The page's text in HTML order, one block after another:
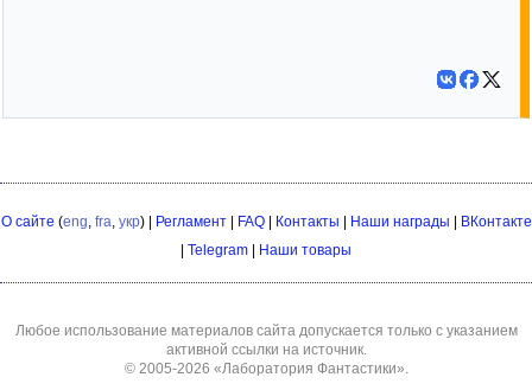
О сайте (eng, fra, укр) | Регламент| FAQ| Контакты Наши награды
ВКонтакте
Telegram Наши товары
Любое использование материалов сайта допускается только с указанием
активной ссылки на источник.
© 2005-2026 «Лаборатория Фантастики».